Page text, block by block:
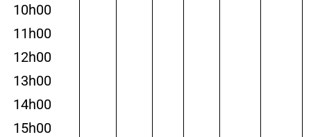
10h00
11h00
12h00
13h00
14h00
15h00